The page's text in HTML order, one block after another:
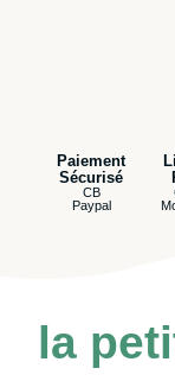
Paiement
Sécurisé
CB
Paypal
la